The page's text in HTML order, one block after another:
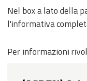
Nel box a lato della
l'informativa
Per informazioni